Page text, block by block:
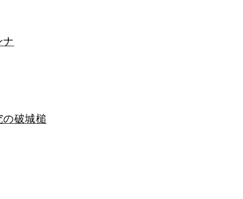
ナ
の破城槌